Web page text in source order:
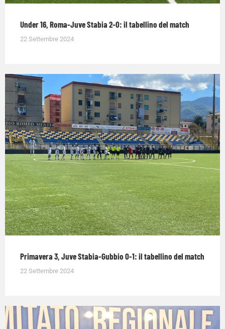
Under 16, Roma-Juve Stabia 2-0: il tabellino del match
22 Settembre 2024
Primavera 3, Juve Stabia-Gubbio 0-1: il tabellino del match
22 Settembre 2024